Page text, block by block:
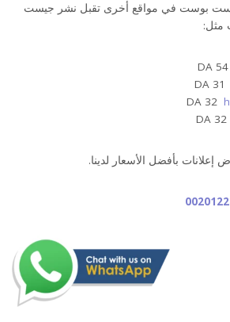
بوست في مواقع أخرى تقبل نشر جيست
مثل:
DA 54
DA 31
DA 32
DA 32
بأفضل الأسعار لدينا.